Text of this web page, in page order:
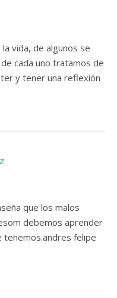
vida, de algunos se
cada uno tratamos de
y tener una reflexión
que los malos
debemos aprender
tenemos.andres felipe